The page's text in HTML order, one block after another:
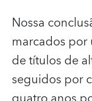
Nossa
marcados
de títulos de
seguidos por